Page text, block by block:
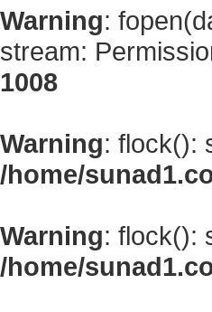
Warning:
stream:
1008
Warning: flock():
/home/
Warning: flock():
/home/